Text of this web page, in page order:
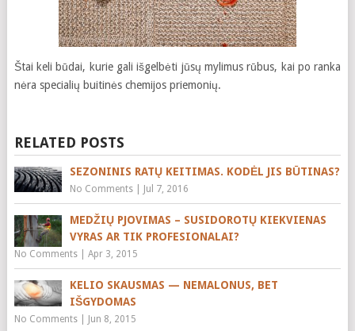
Štai keli būdai, kurie gali išgelbėti jūsų mylimus rūbus, kai po ranka
nėra specialių buitinės chemijos priemonių.
RELATED POSTS
SEZONINIS RATŲ KEITIMAS. KODĖL JIS BŪTINAS?
No Comments| Jul 7, 2016
MEDŽIŲ PJOVIMAS – SUSIDOROTŲ KIEKVIENAS
VYRAS AR TIK PROFESIONALAI?
No Comments| Apr 3, 2015
KELIO SKAUSMAS — NEMALONUS, BET
IŠGYDOMAS
No Comments| Jun 8, 2015